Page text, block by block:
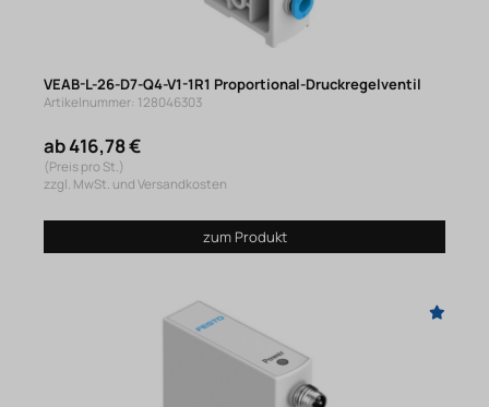
VEAB-L-26-D7-Q4-V1-1R1 Proportional-Druckregelventil
Artikelnummer: 128046303
ab 416,78 €
(Preis pro St.)
zzgl. MwSt. und Versandkosten
zum Produkt